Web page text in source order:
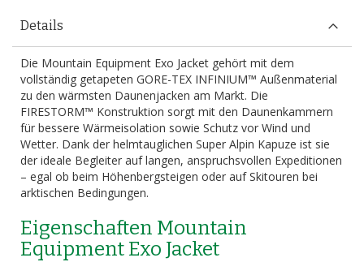
Details
Die Mountain Equipment Exo Jacket gehört mit dem
vollständig getapeten GORE-TEX INFINIUM™ Außenmaterial
zu den wärmsten Daunenjacken am Markt. Die
FIRESTORM™ Konstruktion sorgt mit den Daunenkammern
für bessere Wärmeisolation sowie Schutz vor Wind und
Wetter. Dank der helmtauglichen Super Alpin Kapuze ist sie
der ideale Begleiter auf langen, anspruchsvollen Expeditionen
– egal ob beim Höhenbergsteigen oder auf Skitouren bei
arktischen Bedingungen.
Eigenschaften Mountain
Equipment Exo Jacket